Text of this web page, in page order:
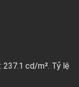
237.1 cd/m². Tỷ lệ